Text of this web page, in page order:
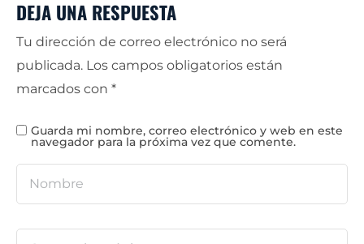
DEJA UNA RESPUESTA
Tu dirección de correo electrónico no será
publicada. Los campos obligatorios están
marcados con *
Guarda mi nombre, correo electrónico y web en este
navegador para la próxima vez que comente.